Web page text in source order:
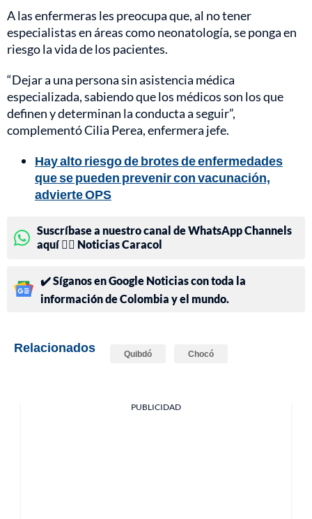
A las enfermeras les preocupa que, al no tener
especialistas en áreas como neonatología, se ponga en
riesgo la vida de los pacientes.
“Dejar a una persona sin asistencia médica
especializada, sabiendo que los médicos son los que
definen y determinan la conducta a seguir”,
complementó Cilia Perea, enfermera jefe.
Hay alto riesgo de brotes de enfermedades
que se pueden prevenir con vacunación,
advierte OPS
Suscríbase a nuestro canal de WhatsApp Channels
aquí 👉🏻 Noticias Caracol
✔️ Síganos en Google Noticias con toda la
información de Colombia y el mundo.
Relacionados Quibdó Chocó
PUBLICIDAD